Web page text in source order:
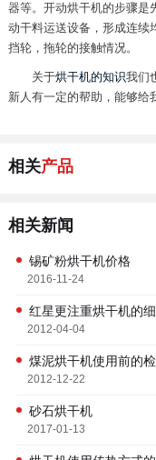
器等。开动烘干机的步骤是
动干料运送设备，形成连续
挡轮，拖轮的接触情况。
关于烘干机的知识我们
新人有一定的帮助，能够给
相关产品
相关新闻
锡矿粉烘干机价格
2016-11-24
红星更注重烘干机的
2012-04-04
煤泥烘干机使用前的
2012-12-22
砂石烘干机
2017-01-13